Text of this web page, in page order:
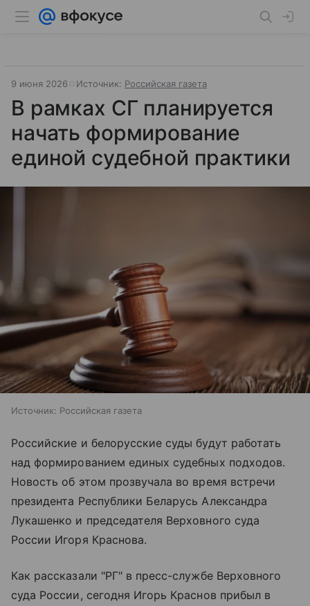
9 июня 2026 Источник: Российская газета
В рамках СГ планируется
начать формирование
единой судебной практики
Источник: Российская газета
Российские и белорусские суды будут работать
над формированием единых судебных подходов.
Новость об этом прозвучала во время встречи
президента Республики Беларусь Александра
Лукашенко и председателя Верховного суда
России Игоря Краснова.
Как рассказали "РГ" в пресс-службе Верховного
суда России, сегодня Игорь Краснов прибыл в